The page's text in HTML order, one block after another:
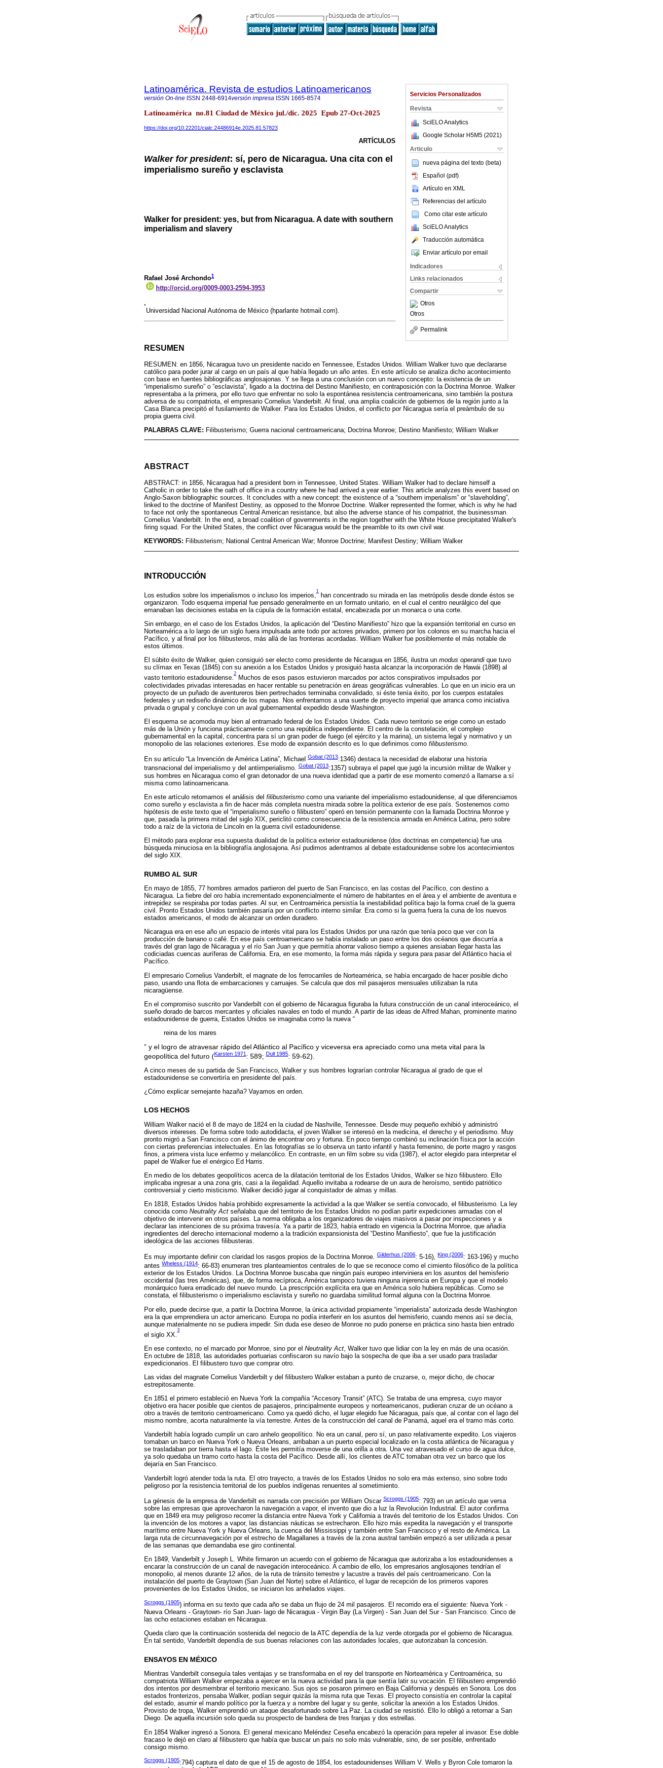
Servicios Personalizados
Revista
SciELO Analytics
Google Scholar H5M5 (2021 )
Articulo
nueva página del texto (beta)
Español (pdf)
Artículo en XML
Referencias del artículo
Como citar este artículo
SciELO Analytics
Traducción automática
Enviar artículo por email
Indicadores
Links relacionados
Compartir
Otros
Otros
Permalink
Latinoamérica. Revista de estudios Latinoamericanos
versión On-line ISSN 2448-6914versión impresa ISSN 1665-8574
Latinoamérica no.81 Ciudad de México jul./dic. 2025 Epub 27-Oct-2025
https://doi.org/10.22201/cialc.24486914e.2025.81.57823
ARTÍCULOS
Walker for president: sí, pero de Nicaragua. Una cita con el
imperialismo sureño y esclavista
Walker for president: yes, but from Nicaragua. A date with southern
imperialism and slavery
Rafael José Archondo1
http://orcid.org/0009-0003-2594-3953
*
Universidad Nacional Autónoma de México (hparlante hotmail.com).
RESUMEN
RESUMEN: en 1856, Nicaragua tuvo un presidente nacido en Tennessee, Estados Unidos. William Walker tuvo que declararse
católico para poder jurar al cargo en un país al que había llegado un año antes. En este artículo se analiza dicho acontecimiento
con base en fuentes bibliográficas anglosajonas. Y se llega a una conclusión con un nuevo concepto: la existencia de un
“imperialismo sureño” o “esclavista”, ligado a la doctrina del Destino Manifiesto, en contraposición con la Doctrina Monroe. Walker
representaba a la primera, por ello tuvo que enfrentar no solo la espontánea resistencia centroamericana, sino también la postura
adversa de su compatriota, el empresario Cornelius Vanderbilt. Al final, una amplia coalición de gobiernos de la región junto a la
Casa Blanca precipitó el fusilamiento de Walker. Para los Estados Unidos, el conflicto por Nicaragua sería el preámbulo de su
propia guerra civil.
PALABRAS CLAVE: Filibusterismo; Guerra nacional centroamericana; Doctrina Monroe; Destino Manifiesto; William Walker
ABSTRACT
ABSTRACT: in 1856, Nicaragua had a president born in Tennessee, United States. William Walker had to declare himself a
Catholic in order to take the oath of office in a country where he had arrived a year earlier. This article analyzes this event based on
Anglo-Saxon bibliographic sources. It concludes with a new concept: the existence of a “southern imperialism” or “slaveholding”,
linked to the doctrine of Manifest Destiny, as opposed to the Monroe Doctrine. Walker represented the former, which is why he had
to face not only the spontaneous Central American resistance, but also the adverse stance of his compatriot, the businessman
Cornelius Vanderbilt. In the end, a broad coalition of governments in the region together with the White House precipitated Walker's
firing squad. For the United States, the conflict over Nicaragua would be the preamble to its own civil war.
KEYWORDS: Filibusterism; National Central American War; Monroe Doctrine; Manifest Destiny; William Walker
INTRODUCCIÓN
Los estudios sobre los imperialismos o incluso los imperios,
1
han concentrado su mirada en las metrópolis desde donde éstos se
organizaron. Todo esquema imperial fue pensado generalmente en un formato unitario, en el cual el centro neurálgico del que
emanaban las decisiones estaba en la cúpula de la formación estatal, encabezada por un monarca o una corte.
Sin embargo, en el caso de los Estados Unidos, la aplicación del “Destino Manifiesto” hizo que la expansión territorial en curso en
Norteamérica a lo largo de un siglo fuera impulsada ante todo por actores privados, primero por los colonos en su marcha hacia el
Pacífico, y al final por los filibusteros, más allá de las fronteras acordadas. William Walker fue posiblemente el más notable de
estos últimos.
El súbito éxito de Walker, quien consiguió ser electo como presidente de Nicaragua en 1856, ilustra un modus operandi que tuvo
su clímax en Texas (1845) con su anexión a los Estados Unidos y prosiguió hasta alcanzar la incorporación de Hawái (1898) al
vasto territorio estadounidense.
2
Muchos de esos pasos estuvieron marcados por actos conspirativos impulsados por
colectividades privadas interesadas en hacer rentable su penetración en áreas geográficas vulnerables. Lo que en un inicio era un
proyecto de un puñado de aventureros bien pertrechados terminaba convalidado, si éste tenía éxito, por los cuerpos estatales
federales y un rediseño dinámico de los mapas. Nos enfrentamos a una suerte de proyecto imperial que arranca como iniciativa
privada o grupal y concluye con un aval gubernamental expedido desde Washington.
El esquema se acomoda muy bien al entramado federal de los Estados Unidos. Cada nuevo territorio se erige como un estado
más de la Unión y funciona prácticamente como una república independiente. El centro de la constelación, el complejo
gubernamental en la capital, concentra para sí un gran poder de fuego (el ejército y la marina), un sistema legal y normativo y un
monopolio de las relaciones exteriores. Ese modo de expansión descrito es lo que definimos como filibusterismo
En su artículo “La Invención de América Latina”, Michael Gobat (2013:1346) destaca la necesidad de elaborar una historia
transnacional del imperialismo y del antiimperialismo. Gobat (2013:1357) subraya el papel que jugó la incursión militar de Walker y
sus hombres en Nicaragua como el gran detonador de una nueva identidad que a partir de ese momento comenzó a llamarse a sí
misma como latinoamericana.
En este artículo retomamos el análisis del filibusterismo como una variante del imperialismo estadounidense, al que diferenciamos
como sureño y esclavista a fin de hacer más completa nuestra mirada sobre la política exterior de ese país. Sostenemos como
hipótesis de este texto que el “imperialismo sureño o filibustero” operó en tensión permanente con la llamada Doctrina Monroe y
que, pasada la primera mitad del siglo XIX, periclitó como consecuencia de la resistencia armada en América Latina, pero sobre
todo a raíz de la victoria de Lincoln en la guerra civil estadounidense.
El método para explorar esa supuesta dualidad de la política exterior estadounidense (dos doctrinas en competencia) fue una
búsqueda minuciosa en la bibliografía anglosajona. Así pudimos adentrarnos al debate estadounidense sobre los acontecimientos
del siglo XIX.
RUMBO AL SUR
En mayo de 1855, 77 hombres armados partieron del puerto de San Francisco, en las costas del Pacífico, con destino a
Nicaragua. La fiebre del oro había incrementado exponencialmente el número de habitantes en el área y el ambiente de aventura e
intrepidez se respiraba por todas partes. Al sur, en Centroamérica persistía la inestabilidad política bajo la forma cruel de la guerra
civil. Pronto Estados Unidos también pasaría por un conflicto interno similar. Era como si la guerra fuera la cuna de los nuevos
estados americanos, el modo de alcanzar un orden duradero.
Nicaragua era en ese año un espacio de interés vital para los Estados Unidos por una razón que tenía poco que ver con la
producción de banano o café. En ese país centroamericano se había instalado un paso entre los dos océanos que discurría a
través del gran lago de Nicaragua y el río San Juan y que permitía ahorrar valioso tiempo a quienes ansiaban llegar hasta las
codiciadas cuencas auríferas de California. Era, en ese momento, la forma más rápida y segura para pasar del Atlántico hacia el
Pacífico.
El empresario Cornelius Vanderbilt, el magnate de los ferrocarriles de Norteamérica, se había encargado de hacer posible dicho
paso, usando una flota de embarcaciones y carruajes. Se calcula que dos mil pasajeros mensuales utilizaban la ruta
nicaragüense.
En el compromiso suscrito por Vanderbilt con el gobierno de Nicaragua figuraba la futura construcción de un canal interoceánico, el
sueño dorado de barcos mercantes y oficiales navales en todo el mundo. A partir de las ideas de Alfred Mahan, prominente marino
estadounidense de guerra, Estados Unidos se imaginaba como la nueva “
reina de los mares
” y el logro de atravesar rápido del Atlántico al Pacífico y viceversa era apreciado como una meta vital para la
geopolítica del futuro (Karsten 1971 : 589; Dull 1985: 59-62).
A cinco meses de su partida de San Francisco, Walker y sus hombres lograrían controlar Nicaragua al grado de que el
estadounidense se convertiría en presidente del país.
¿Cómo explicar semejante hazaña? Vayamos en orden.
LOS HECHOS
William Walker nació el 8 de mayo de 1824 en la ciudad de Nashville, Tennessee. Desde muy pequeño exhibió y administró
diversos intereses. De forma sobre todo autodidacta, el joven Walker se interesó en la medicina, el derecho y el periodismo. Muy
pronto migró a San Francisco con el ánimo de encontrar oro y fortuna. En poco tiempo combinó su inclinación física por la acción
con ciertas preferencias intelectuales. En las fotografías se lo observa un tanto infantil y hasta femenino, de porte magro y rasgos
finos, a primera vista luce enfermo y melancólico. En contraste, en un film sobre su vida (1987), el actor elegido para interpretar el
papel de Walker fue el enérgico Ed Harris.
En medio de los debates geopolíticos acerca de la dilatación territorial de los Estados Unidos, Walker se hizo filibustero. Ello
implicaba ingresar a una zona gris, casi a la ilegalidad. Aquello invitaba a rodearse de un aura de heroísmo, sentido patriótico
controversial y cierto misticismo. Walker decidió jugar al conquistador de almas y millas.
En 1818, Estados Unidos había prohibido expresamente la actividad a la que Walker se sentía convocado, el filibusterismo. La ley
conocida como Neutrality Act señalaba que del territorio de los Estados Unidos no podían partir expediciones armadas con el
objetivo de intervenir en otros países. La norma obligaba a los organizadores de viajes masivos a pasar por inspecciones y a
declarar las intenciones de su próxima travesía. Ya a partir de 1823, había entrado en vigencia la Doctrina Monroe, que añadía
ingredientes del derecho internacional moderno a la tradición expansionista del “Destino Manifiesto”, que fue la justificación
ideológica de las acciones filibusteras.
Es muy importante definir con claridad los rasgos propios de la Doctrina Monroe. Gilderhus (2006: 5-16), King (2006: 163-196) y mucho
antes Wheless (1914: 66-83) enumeran tres planteamientos centrales de lo que se reconoce como el cimiento filosófico de la política
exterior de los Estados Unidos. La Doctrina Monroe buscaba que ningún país europeo interviniera en los asuntos del hemisferio
occidental (las tres Américas), que, de forma recíproca, América tampoco tuviera ninguna injerencia en Europa y que el modelo
monárquico fuera erradicado del nuevo mundo. La prescripción explícita era que en América solo hubiera repúblicas. Como se
constata, el filibusterismo o imperialismo esclavista y sureño no guardaba similitud formal alguna con la Doctrina Monroe.
Por ello, puede decirse que, a partir la Doctrina Monroe, la única actividad propiamente “imperialista” autorizada desde Washington
era la que emprendiera un actor americano. Europa no podía interferir en los asuntos del hemisferio, cuando menos así se decía,
aunque materialmente no se pudiera impedir. Sin duda ese deseo de Monroe no pudo ponerse en práctica sino hasta bien entrado
el siglo XX.
3
En ese contexto, no el marcado por Monroe, sino por el Neutrality Act , Walker tuvo que lidiar con la ley en más de una ocasión.
En octubre de 1818, las autoridades portuarias confiscaron su navío bajo la sospecha de que iba a ser usado para trasladar
expedicionarios. El filibustero tuvo que comprar otro.
Las vidas del magnate Cornelius Vanderbilt y del filibustero Walker estaban a punto de cruzarse, o, mejor dicho, de chocar
estrepitosamente.
En 1851 el primero estableció en Nueva York la compañía “Accesory Transit” (ATC). Se trataba de una empresa, cuyo mayor
objetivo era hacer posible que cientos de pasajeros, principalmente europeos y norteamericanos, pudieran cruzar de un océano a
otro a través de territorio centroamericano. Como ya quedó dicho, el lugar elegido fue Nicaragua, país que, al contar con el lago del
mismo nombre, acorta naturalmente la vía terrestre. Antes de la construcción del canal de Panamá, aquel era el tramo más corto.
Vanderbilt había logrado cumplir un caro anhelo geopolítico. No era un canal, pero sí, un paso relativamente expedito. Los viajeros
tomaban un barco en Nueva York o Nueva Orleans, arribaban a un puerto especial localizado en la costa atlántica de Nicaragua y
se trasladaban por tierra hasta el lago. Éste les permitía moverse de una orilla a otra. Una vez atravesado el curso de agua dulce,
ya solo quedaba un tramo corto hasta la costa del Pacífico. Desde allí, los clientes de ATC tomaban otra vez un barco que los
dejaría en San Francisco.
Vanderbilt logró atender toda la ruta. El otro trayecto, a través de los Estados Unidos no solo era más extenso, sino sobre todo
peligroso por la resistencia territorial de los pueblos indígenas renuentes al sometimiento.
La génesis de la empresa de Vanderbilt es narrada con precisión por William Oscar Scroggs (1905: 793) en un artículo que versa
sobre las empresas que aprovecharon la navegación a vapor, el invento que dio a luz la Revolución Industrial. El autor confirma
que en 1849 era muy peligroso recorrer la distancia entre Nueva York y California a través del territorio de los Estados Unidos. Con
la invención de los motores a vapor, las distancias náuticas se estrecharon. Ello hizo más expedita la navegación y el transporte
marítimo entre Nueva York y Nueva Orleans, la cuenca del Mississippi y también entre San Francisco y el resto de América. La
larga ruta de circunnavegación por el estrecho de Magallanes a través de la zona austral también empezó a ser utilizada a pesar
de las semanas que demandaba ese giro continental.
En 1849, Vanderbilt y Joseph L. White firmaron un acuerdo con el gobierno de Nicaragua que autorizaba a los estadounidenses a
encarar la construcción de un canal de navegación interoceánico. A cambio de ello, los empresarios anglosajones tendrían el
monopolio, al menos durante 12 años, de la ruta de tránsito terrestre y lacustre a través del país centroamericano. Con la
instalación del puerto de Graytown (San Juan del Norte) sobre el Atlántico, el lugar de recepción de los primeros vapores
provenientes de los Estados Unidos, se iniciaron los anhelados viajes.
Scroggs (1905) informa en su texto que cada año se daba un flujo de 24 mil pasajeros. El recorrido era el siguiente: Nueva York -
Nueva Orleans - Graytown- río San Juan- lago de Nicaragua - Virgin Bay (La Virgen) - San Juan del Sur - San Francisco. Cinco de
las ocho estaciones estaban en Nicaragua.
Queda claro que la continuación sostenida del negocio de la ATC dependía de la luz verde otorgada por el gobierno de Nicaragua.
En tal sentido, Vanderbilt dependía de sus buenas relaciones con las autoridades locales, que autorizaban la concesión.
ENSAYOS EN MÉXICO
Mientras Vanderbilt conseguía tales ventajas y se transformaba en el rey del transporte en Norteamérica y Centroamérica, su
compatriota William Walker empezaba a ejercer en la nueva actividad para la que sentía latir su vocación. El filibustero emprendió
dos intentos por desmembrar el territorio mexicano. Sus ojos se posaron primero en Baja California y después en Sonora. Los dos
estados fronterizos, pensaba Walker, podían seguir quizás la misma ruta que Texas. El proyecto consistía en controlar la capital
del estado, asumir el mando político por la fuerza y a nombre del lugar y su gente, solicitar la anexión a los Estados Unidos.
Provisto de tropa, Walker emprendió un ataque desafortunado sobre La Paz. La ciudad se resistió. Ello lo obligó a retornar a San
Diego. De aquella incursión solo queda su prospecto de bandera de tres franjas y dos estrellas.
En 1854 Walker ingresó a Sonora. El general mexicano Meléndez Ceseña encabezó la operación para repeler al invasor. Ese doble
fracaso le dejó en claro al filibustero que había que buscar un país no solo más vulnerable, sino, de ser posible, enfrentado
consigo mismo.
Scroggs (1905:794) captura el dato de que el 15 de agosto de 1854, los estadounidenses William V. Wells y Byron Cole tomaron la